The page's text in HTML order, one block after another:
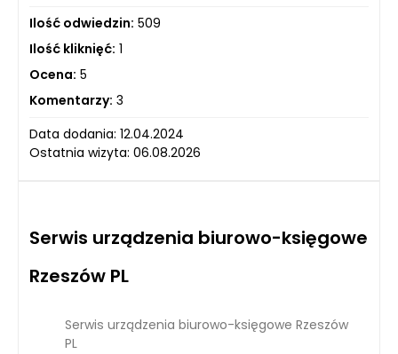
Ilość odwiedzin: 509
Ilość kliknięć: 1
Ocena: 5
Komentarzy: 3
Data dodania: 12.04.2024
Ostatnia wizyta: 06.08.2026
Serwis urządzenia biurowo-księgowe
Rzeszów PL
Serwis urządzenia biurowo-księgowe Rzeszów
PL